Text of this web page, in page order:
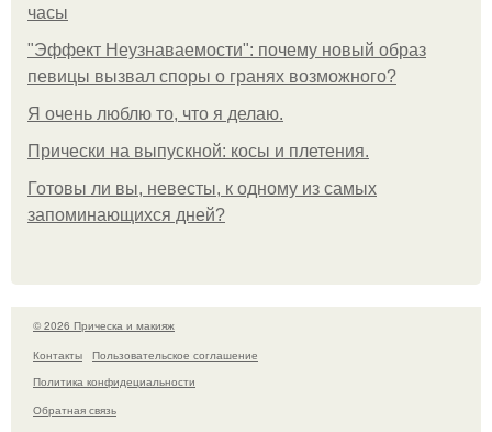
часы
"Эффект Неузнаваемости": почему новый образ
певицы вызвал споры о гранях возможного?
Я очень люблю то, что я делаю.
Прически на выпускной: косы и плетения.
Готовы ли вы, невесты, к одному из самых
запоминающихся дней?
© 2026 Прическа и макияж
Контакты
Пользовательское соглашение
Политика конфидециальности
Обратная связь